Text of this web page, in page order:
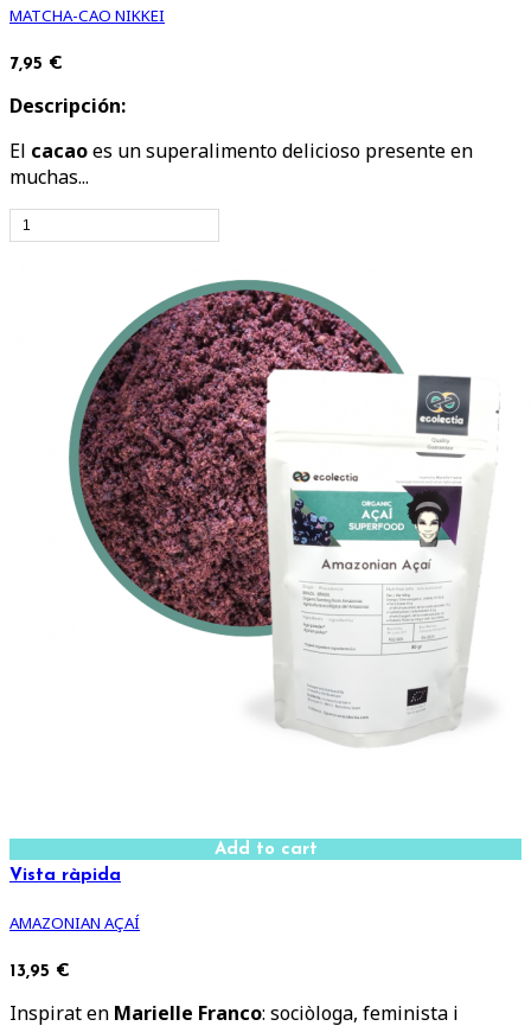
MATCHA-CAO NIKKEI
7,95 €
Descripción:
El cacaoes un superalimento delicioso presente en
muchas...
Add to cart
Vista ràpida
AMAZONIAN AÇAÍ
13,95 €
Inspirat en Marielle Franco: sociòloga, feminista i